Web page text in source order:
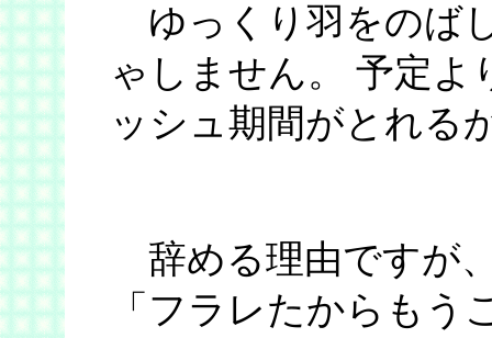
ゆっくり羽をのば
ゃしません。 予定よ
ッシュ期間がとれる
辞める理由ですが
「フラレたからもう